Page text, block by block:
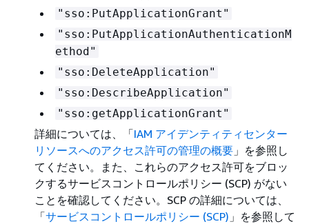
"sso:PutApplicationGrant"
"sso:PutApplicationAuthenticationM
ethod"
"sso:DeleteApplication"
"sso:DescribeApplication"
"sso:getApplicationGrant"
詳細については、「IAM アイデンティティセンター
リソースへのアクセス許可の管理の概要 」を参照し
てください。また、これらのアクセス許可をブロッ
クするサービスコントロールポリシー (SCP) がない
ことを確認してください。SCP の詳細については、
「サービスコントロールポリシー (SCP) 」を参照して